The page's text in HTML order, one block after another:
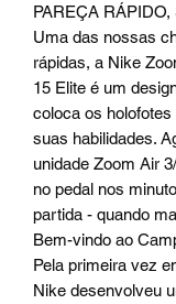
PAREÇA RÁPIDO,
Uma das nossas
rápidas, a Nike
15 Elite é um
coloca os
suas habilidades.
unidade Zoom Air
no pedal nos
partida - quando
Bem-vindo ao
Pela primeira vez
Nike desenvolveu